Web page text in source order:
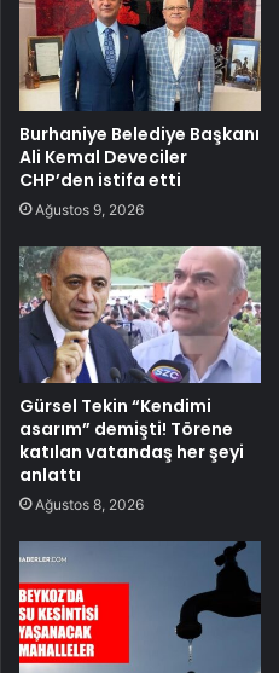
Burhaniye Belediye Başkanı
Ali Kemal Deveciler
CHP’den istifa etti
Ağustos 9, 2026
Gürsel Tekin “Kendimi
asarım” demişti! Törene
katılan vatandaş her şeyi
anlattı
Ağustos 8, 2026